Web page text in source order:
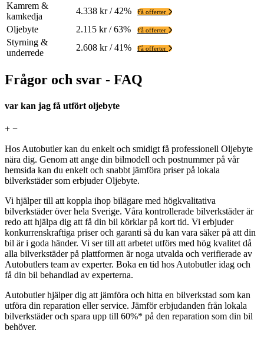
Kamrem &
kamkedja
4.338 kr / 42% Få offerter
Oljebyte 2.115 kr / 63% Få offerter
Styrning &
underrede
2.608 kr / 41% Få offerter
Frågor och svar - FAQ
var kan jag få utfört oljebyte
+ −
Hos Autobutler kan du enkelt och smidigt få professionell Oljebyte
nära dig. Genom att ange din bilmodell och postnummer på vår
hemsida kan du enkelt och snabbt jämföra priser på lokala
bilverkstäder som erbjuder Oljebyte.
Vi hjälper till att koppla ihop bilägare med högkvalitativa
bilverkstäder över hela Sverige. Våra kontrollerade bilverkstäder är
redo att hjälpa dig att få din bil körklar på kort tid. Vi erbjuder
konkurrenskraftiga priser och garanti så du kan vara säker på att din
bil är i goda händer. Vi ser till att arbetet utförs med hög kvalitet då
alla bilverkstäder på plattformen är noga utvalda och verifierade av
Autobutlers team av experter. Boka en tid hos Autobutler idag och
få din bil behandlad av experterna.
Autobutler hjälper dig att jämföra och hitta en bilverkstad som kan
utföra din reparation eller service. Jämför erbjudanden från lokala
bilverkstäder och spara upp till 60%* på den reparation som din bil
behöver.